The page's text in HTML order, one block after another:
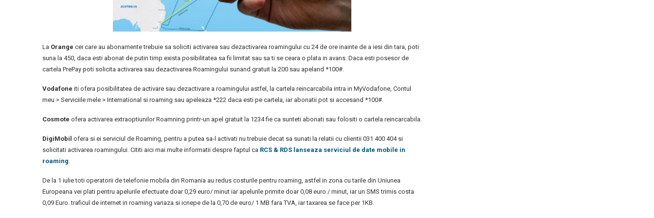
La Orange cei care au abonamente trebuie sa soliciti activarea sau dezactivarea roamingului cu 24 de ore inainte de a iesi din tara, poti
suna la 450, daca esti abonat de putin timp exista posibilitatea sa fii limitat sau sa ti se ceara o plata in avans. Daca esti posesor de
cartela PrePay poti solicita activarea sau dezactivarea Roamingului sunand gratuit la 200 sau apeland *100#.
Vodafone iti ofera posibilitatea de activare sau dezactivare a roamingului astfel, la cartela reincarcabila intra in MyVodafone, Contul
meu > Serviciile mele > International si roaming sau apeleaza *222 daca esti pe cartela, iar abonatii pot si accesand *100#.
Cosmote ofera activarea extraoptiunilor Roamning printr-un apel gratuit la 1234 fie ca sunteti abonati sau folositi o cartela reincarcabila.
DigiMobil ofera si ei serviciul de Roaming, pentru a putea sa-l activati nu trebuie decat sa sunati la relatii cu clientii 031 400 404 si
solicitati activarea roamingului. Cititi aici mai multe informatii despre faptul ca RCS & RDS lanseaza serviciul de date mobile in
roaming.
De la 1 iulie toti operatorii de telefonie mobila din Romania au redus costurile pentru roaming, astfel in zona cu tarile din Uniunea
Europeana vei plati pentru apelurile efectuate doar 0,29 euro/ minut iar apelurile primite doar 0,08 euro / minut, iar un SMS trimis costa
0,09 Euro. traficul de internet in roaming variaza si icnepe de la 0,70 de euro/ 1 MB fara TVA, iar taxarea se face per 1KB.